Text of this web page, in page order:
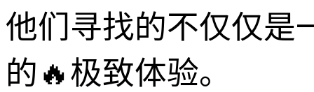
他们寻找的不仅仅是
的🔥极致体验。